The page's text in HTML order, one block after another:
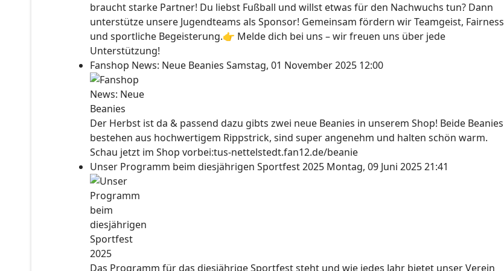
braucht starke Partner! Du liebst Fußball und willst etwas für den Nachwuchs tun? Dann
unterstütze unsere Jugendteams als Sponsor! Gemeinsam fördern wir Teamgeist, Fairness
und sportliche Begeisterung.👉 Melde dich bei uns – wir freuen uns über jede
Unterstützung!
Fanshop News: Neue Beanies Samstag, 01 November 2025 12:00
Der Herbst ist da & passend dazu gibts zwei neue Beanies in unserem Shop! Beide Beanies
bestehen aus hochwertigem Rippstrick, sind super angenehm und halten schön warm.
Schau jetzt im Shop vorbei:tus-nettelstedt.fan12.de/beanie
Unser Programm beim diesjährigen Sportfest 2025 Montag, 09 Juni 2025 21:41
Das Programm für das diesjährige Sportfest steht und wie jedes Jahr bietet unser Verein